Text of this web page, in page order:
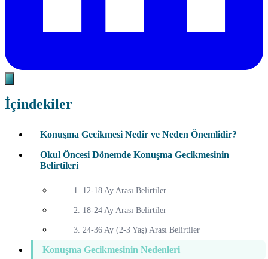
İçindekiler
Konuşma Gecikmesi Nedir ve Neden Önemlidir?
Okul Öncesi Dönemde Konuşma Gecikmesinin
Belirtileri
1. 12-18 Ay Arası Belirtiler
2. 18-24 Ay Arası Belirtiler
3. 24-36 Ay (2-3 Yaş) Arası Belirtiler
Konuşma Gecikmesinin Nedenleri